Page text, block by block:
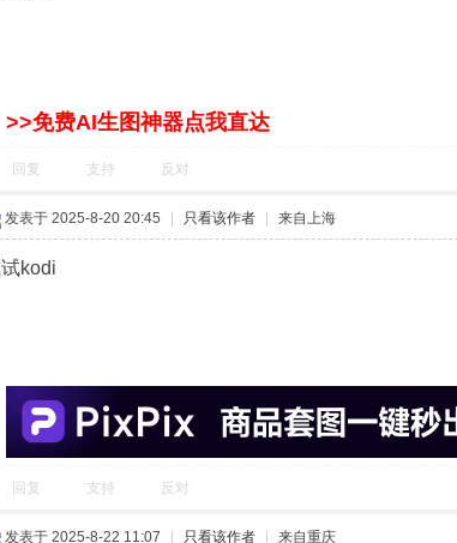
>>免费AI生图神器点我直达
回复 支持 反对
发表于 2025-8-20 20:45 只看该作者 来自上海
kodi
回复 支持 反对
发表于 2025-8-22 11:07 只看该作者 来自重庆